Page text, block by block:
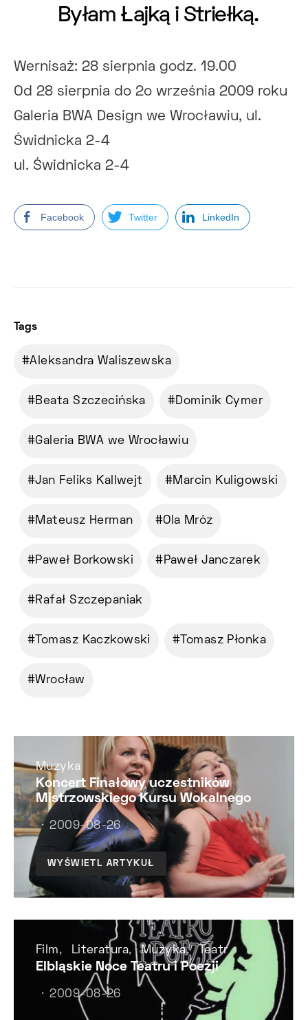
Byłam Łajką i Striełką.
Wernisaż: 28 sierpnia godz. 19.00
Od 28 sierpnia do 2o września 2009 roku
Galeria BWA Design we Wrocławiu, ul.
Świdnicka 2-4
ul. Świdnicka 2-4
Facebook Twitter LinkedIn
Tags
Aleksandra Waliszewska
Beata Szczecińska Dominik Cymer
Galeria BWA we Wrocławiu
Jan Feliks Kallwejt Marcin Kuligowski
Mateusz Herman Ola Mróz
Paweł Borkowski Paweł Janczarek
Rafał Szczepaniak
Tomasz Kaczkowski Tomasz Płonka
Wrocław
Muzyka
Koncert Finałowy uczestników
Mistrzowskiego Kursu Wokalnego
2009-08-26
WYŚWIETL ARTYKUŁ
Film Literatura Muzyka Teatr
Elbląskie Noce Teatru i Poezji
2009-08-26